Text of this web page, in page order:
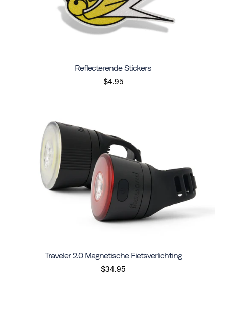
Reflecterende Stickers
$4.95
Traveler 2.0 Magnetische Fietsverlichting
$34.95